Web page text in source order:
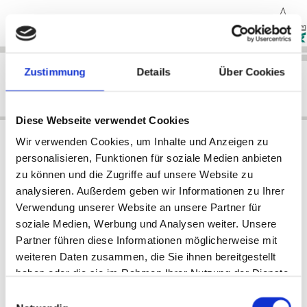
Zustimmung Details Über Cookies
Diese Webseite verwendet Cookies
Wir verwenden Cookies, um Inhalte und Anzeigen zu
personalisieren, Funktionen für soziale Medien anbieten
zu können und die Zugriffe auf unsere Website zu
analysieren. Außerdem geben wir Informationen zu Ihrer
Verwendung unserer Website an unsere Partner für
soziale Medien, Werbung und Analysen weiter. Unsere
Partner führen diese Informationen möglicherweise mit
weiteren Daten zusammen, die Sie ihnen bereitgestellt
haben oder die sie im Rahmen Ihrer Nutzung der Dienste
Wir decken Ihr Dach
Mit dem Zimmerei-Handwerk eng verbunden ist
das Dachdecker-Gewerbe. Die Heidetor Zerbst GmbH
kümmert sich neben der Dachstuhl-Erstellung auch um die
Eindeckung des Daches. Dabei sind den eigenen Wünschen
in Form und Farben kaum Grenzen gesetzt. Unser